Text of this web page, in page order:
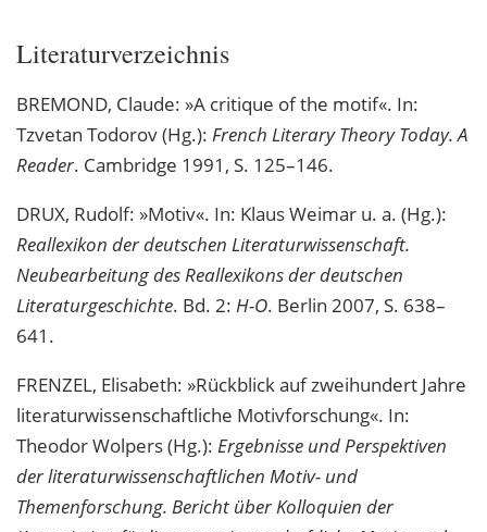
Literaturverzeichnis
BREMOND, Claude: »A critique of the motif«. In:
Tzvetan Todorov (Hg.): French Literary Theory Today. A
Reader. Cambridge 1991, S. 125–146.
DRUX, Rudolf: »Motiv«. In: Klaus Weimar u. a. (Hg.):
Reallexikon der deutschen Literaturwissenschaft.
Neubearbeitung des Reallexikons der deutschen
Literaturgeschichte. Bd. 2: H-O. Berlin 2007, S. 638–
641.
FRENZEL, Elisabeth: »Rückblick auf zweihundert Jahre
literaturwissenschaftliche Motivforschung«. In:
Theodor Wolpers (Hg.): Ergebnisse und Perspektiven
der literaturwissenschaftlichen Motiv- und
Themenforschung. Bericht über Kolloquien der